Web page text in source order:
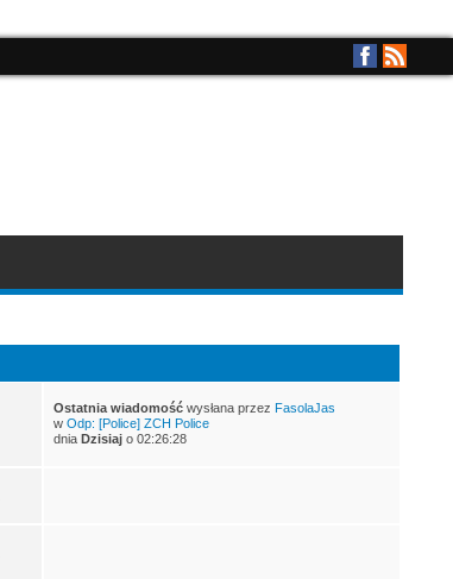
Ostatnia wiadomośćwysłana przez FasolaJas
w Odp: [Police] ZCH Police
dnia Dzisiajo 02:26:28